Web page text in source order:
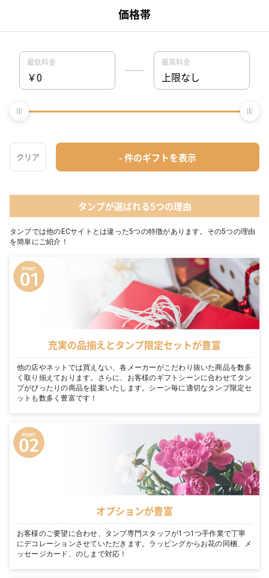
的にサポートいたします。専門バイヤーが選りすぐりの商品を揃えている
のでセンスの良いおしゃれなギフトに出会えて、ギフトコンシェルジュが
いるのでネットでも安心してギフトを購入できます。【25,000点以上の品
タンプが選ばれる5つの理由
タンプでは他のECサイトとは違った5つの特徴があります。その5つの理由
を簡単にご紹介！
充実の品揃えとタンプ限定セットが豊富
他の店やネットでは買えない、各メーカーがこだわり抜いた商品を数多
く取り揃えております。さらに、お客様のギフトシーンに合わせてタン
プがぴったりの商品を提案いたします。シーン毎に適切なタンプ限定セ
ットも数多く豊富です！
オプションが豊富
お客様のご要望に合わせ、タンプ専門スタッフが1つ1つ手作業で丁寧
にデコレーションさせていただきます。ラッピングからお花の同梱、メ
ッセージカード、のしまで対応！